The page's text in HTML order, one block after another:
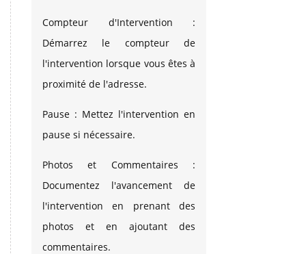
Compteur d'Intervention :
Démarrez le compteur de
l'intervention lorsque vous êtes à
proximité de l'adresse.
Pause : Mettez l'intervention en
pause si nécessaire.
Photos et Commentaires :
Documentez l'avancement de
l'intervention en prenant des
photos et en ajoutant des
commentaires.